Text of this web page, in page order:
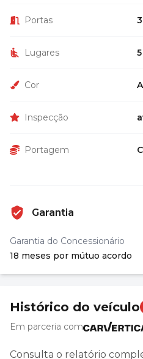
Portas 3
Lugares 5
Cor
Inspecção
Portagem
Garantia
Garantia do Concessionário
18 meses por mútuo acordo
Histórico do veículo
Em parceria com
Consulta o relatório